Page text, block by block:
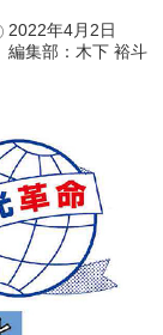
2022年4月2日
編集部：木下 裕斗